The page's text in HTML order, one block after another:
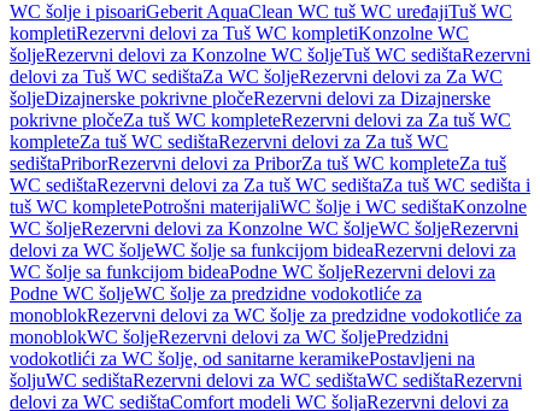
WC šolje i pisoariGeberit AquaClean WC tuš WC uređajiTuš WC
kompletiRezervni delovi za Tuš WC kompletiKonzolne WC
šoljeRezervni delovi za Konzolne WC šoljeTuš WC sedištaRezervni
delovi za Tuš WC sedištaZa WC šoljeRezervni delovi za Za WC
šoljeDizajnerske pokrivne pločeRezervni delovi za Dizajnerske
pokrivne pločeZa tuš WC kompleteRezervni delovi za Za tuš WC
kompleteZa tuš WC sedištaRezervni delovi za Za tuš WC
sedištaPriborRezervni delovi za PriborZa tuš WC kompleteZa tuš
WC sedištaRezervni delovi za Za tuš WC sedištaZa tuš WC sedišta i
tuš WC kompletePotrošni materijaliWC šolje i WC sedištaKonzolne
WC šoljeRezervni delovi za Konzolne WC šoljeWC šoljeRezervni
delovi za WC šoljeWC šolje sa funkcijom bideaRezervni delovi za
WC šolje sa funkcijom bideaPodne WC šoljeRezervni delovi za
Podne WC šoljeWC šolje za predzidne vodokotliće za
monoblokRezervni delovi za WC šolje za predzidne vodokotliće za
monoblokWC šoljeRezervni delovi za WC šoljePredzidni
vodokotlići za WC šolje, od sanitarne keramikePostavljeni na
šoljuWC sedištaRezervni delovi za WC sedištaWC sedištaRezervni
delovi za WC sedištaComfort modeli WC šoljaRezervni delovi za